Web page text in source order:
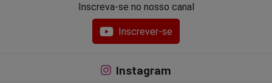
Inscreva-se no nosso canal
Inscrever-se
Instagram